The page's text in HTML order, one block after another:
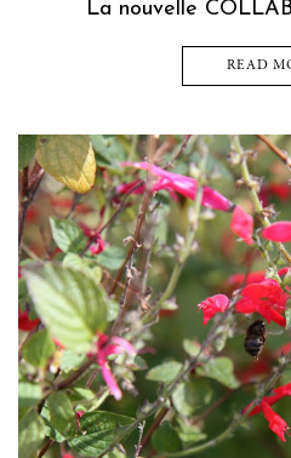
La nouvelle
READ